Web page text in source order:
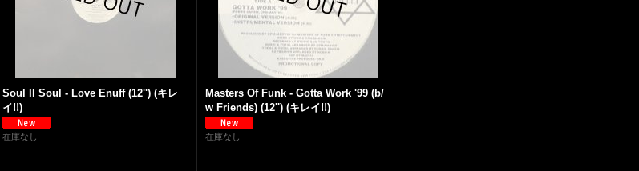
Soul II Soul - Love Enuff (12'') (キレ
イ!!)
在庫なし
Masters Of Funk - Gotta Work '99 (b/
w Friends) (12'') (キレイ!!)
在庫なし